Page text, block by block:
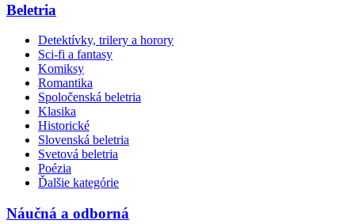
Beletria
Detektívky, trilery a horory
Sci-fi a fantasy
Komiksy
Romantika
Spoločenská beletria
Klasika
Historické
Slovenská beletria
Svetová beletria
Poézia
Ďalšie kategórie
Náučná a odborná